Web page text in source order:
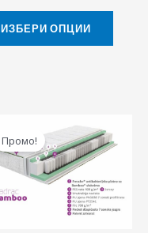
ИЗБЕРИ ОПЦИИ
on
Промо!
range:
16.990,00 ден
through
33.900,00 ден